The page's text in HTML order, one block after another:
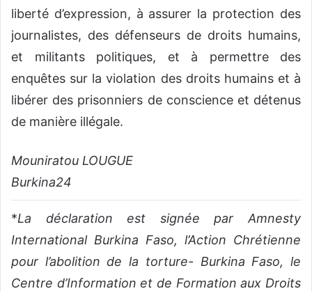
liberté d’expression, à assurer la protection des
journalistes, des défenseurs de droits humains,
et militants politiques, et à permettre des
enquêtes sur la violation des droits humains et à
libérer des prisonniers de conscience et détenus
de manière illégale.
Mouniratou LOUGUE
Burkina24
*La déclaration est signée par Amnesty
International Burkina Faso, l’Action Chrétienne
pour l’abolition de la torture- Burkina Faso, le
Centre d’Information et de Formation aux Droits